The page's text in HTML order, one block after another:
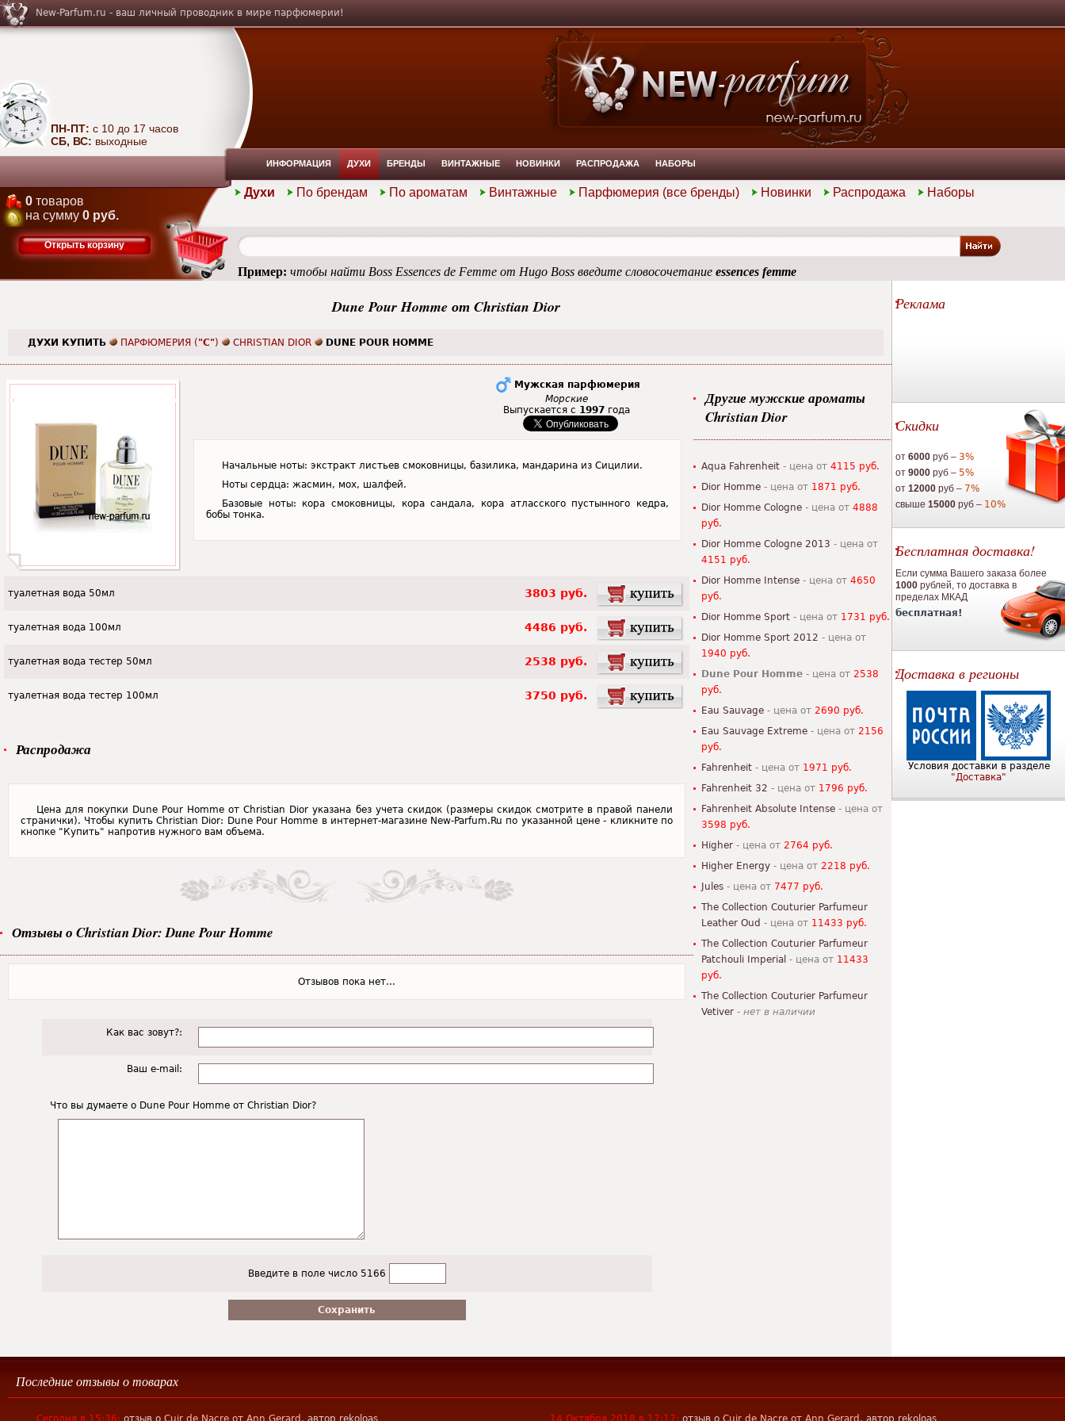
Dune Pour Homme от Christian Dior
ДУХИ КУПИТЬ ПАРФЮМЕРИЯ ( "C") CHRISTIAN DIOR DUNE POUR HOMME
Мужская парфюмерия
Морские
Выпускается с 1997 года
Начальные ноты: экстракт листьев смоковницы, базилика, мандарина из Сицилии.
Ноты сердца: жасмин, мох, шалфей.
Базовые ноты: кора смоковницы, кора сандала, кора атласского пустынного кедра,
бобы тонка.
туалетная вода 50мл 3803 руб.
туалетная вода 100мл 4486 руб.
туалетная вода тестер 50мл 2538 руб.
туалетная вода тестер 100мл 3750 руб.
Распродажа
Цена для покупки Dune Pour Homme от Christian Dior указана без учета скидок (размеры скидок смотрите в правой панели
странички). Чтобы купить Christian Dior: Dune Pour Homme в интернет-магазине New-Parfum.Ru по указанной цене - кликните по
кнопке "Купить" напротив нужного вам объема.
Отзывы о Christian Dior: Dune Pour Homme
Отзывов пока нет...
Как вас зовут?:
Ваш e-mail:
Что вы думаете о Dune Pour Homme от Christian Dior?
Введите в поле число 5166
Другие мужские ароматы
Christian Dior
Aqua Fahrenheit - цена от 4115 руб.
Dior Homme - цена от 1871 руб.
Dior Homme Cologne - цена от 4888
руб.
Dior Homme Cologne 2013 - цена от
4151 руб.
Dior Homme Intense - цена от 4650
руб.
Dior Homme Sport - цена от 1731 руб.
Dior Homme Sport 2012 - цена от
1940 руб.
Dune Pour Homme - цена от 2538
руб.
Eau Sauvage - цена от 2690 руб.
Eau Sauvage Extreme - цена от 2156
руб.
Fahrenheit - цена от 1971 руб.
Fahrenheit 32 - цена от 1796 руб.
Fahrenheit Absolute Intense - цена от
3598 руб.
Higher - цена от 2764 руб.
Higher Energy - цена от 2218 руб.
Jules - цена от 7477 руб.
The Collection Couturier Parfumeur
Leather Oud - цена от 11433 руб.
The Collection Couturier Parfumeur
Patchouli Imperial - цена от 11433
руб.
The Collection Couturier Parfumeur
Vetiver - нет в наличии
Реклама
Скидки
от 6000 руб – 3%
от 9000 руб – 5%
от 12000 руб – 7%
свыше 15000 руб – 10%
Бесплатная доставка!
Если сумма Вашего заказа более
1000 рублей, то доставка в
пределах МКАД
бесплатная!
Доставка в регионы
Условия доставки в разделе
"Доставка"
Последние отзывы о товарах
Сегодня в 15:36: отзыв оCuir de Nacre от Ann Gerard , автор rekoloas 14 Октября 2018 в 17:17: отзыв о Cuir de Nacre от Ann Gerard , автор rekoloas
New-Parfum.ru - ваш личный проводник в мире парфюмерии!
ПН-ПТ: с 10 до 17 часов
СБ, ВС: выходные
ИНФОРМАЦИЯ ДУХИ БРЕНДЫ ВИНТАЖНЫЕ НОВИНКИ РАСПРОДАЖА НАБОРЫ
Духи По брендам По ароматам Винтажные Парфюмерия (все бренды) Новинки Распродажа Наборы
0 товаров
на сумму 0 руб.
Открыть корзину
Пример: чтобы найти Boss Essences de Femme от Hugo Boss введите словосочетание essences femme